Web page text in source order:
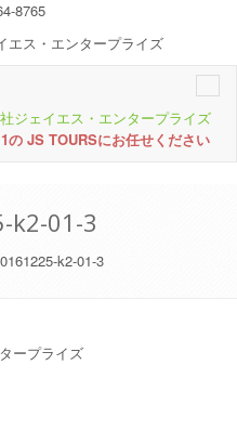
8765
エス・エンタープライズ
の JS TOURSにお任せください
k2-01-3
k2-01-3
ープライズ